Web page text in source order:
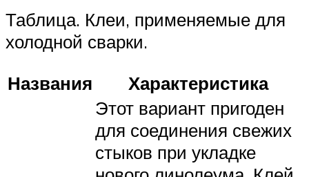
Таблица. Клеи, применяемые для
холодной сварки.
Названия
Характеристика
Этот вариант пригоден
для соединения свежих
стыков при укладке